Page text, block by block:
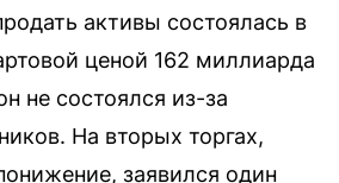
активы состоялась в
ценой 162 миллиарда
не состоялся из-за
На вторых торгах,
заявился один